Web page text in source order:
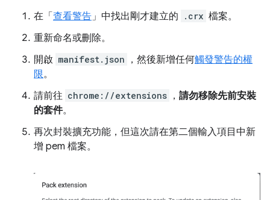
在「查看警告 」中找出剛才建立的 .crx 檔案。
重新命名或刪除。
開啟 manifest.json ，然後新增任何觸發警告的權
限。
請前往 chrome://extensions ， 請勿移除先前安裝
的套件。
再次封裝擴充功能，但這次請在第二個輸入項目中新
增 pem 檔案。